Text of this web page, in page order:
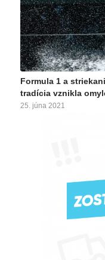
Formula 1 a
tradícia vznikla
25. júna 2021